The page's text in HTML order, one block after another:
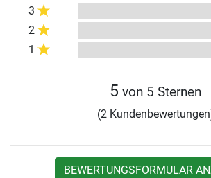
3
2
1
5 von 5 Sternen
(2
BEWERTUNGSFORMULAR